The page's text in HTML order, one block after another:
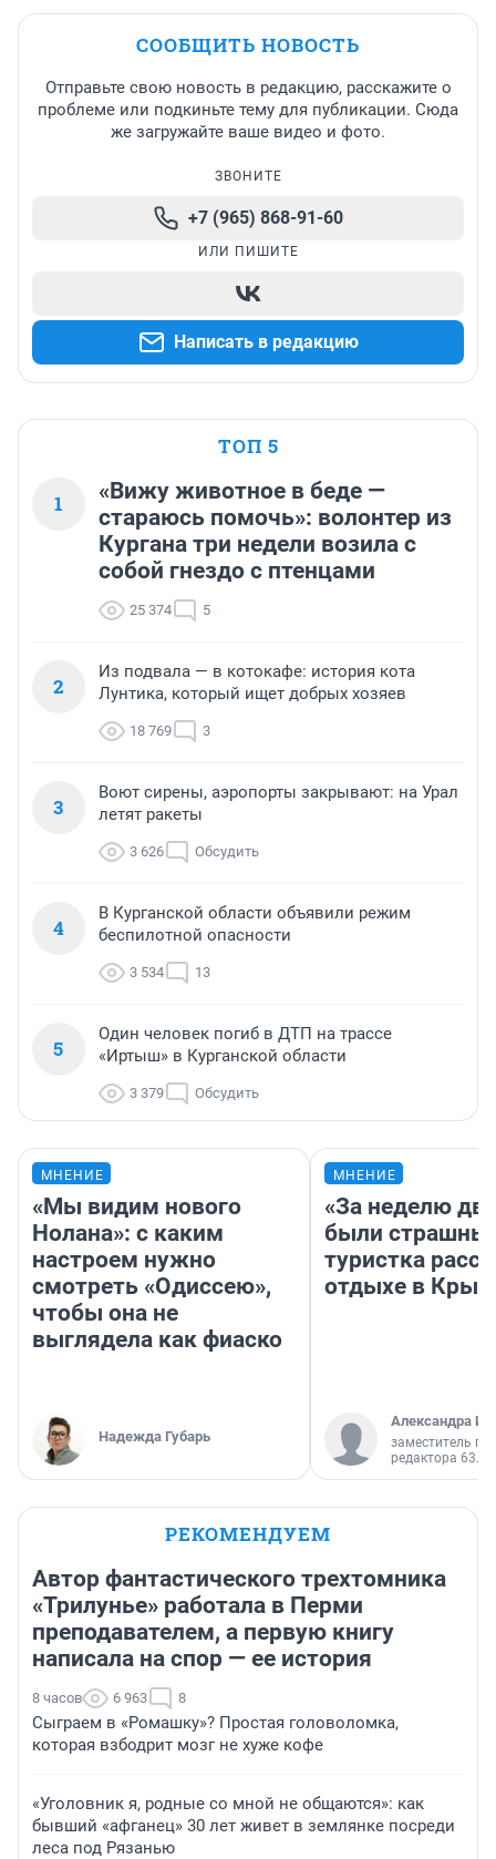
СООБЩИТЬ НОВОСТЬ
Отправьте свою новость в редакцию, расскажите о
проблеме или подкиньте тему для публикации. Сюда
же загружайте ваше видео и фото.
ЗВОНИТЕ
+7 (965) 868-91-60
ИЛИ ПИШИТЕ
Написать в редакцию
ТОП 5
1
«Вижу животное в беде —
стараюсь помочь»: волонтер из
Кургана три недели возила с
собой гнездо с птенцами
25 374 5
2
Из подвала — в котокафе: история кота
Лунтика, который ищет добрых хозяев
18 769 3
3
Воют сирены, аэропорты закрывают: на Урал
летят ракеты
3 626 Обсудить
4
В Курганской области объявили режим
беспилотной опасности
3 534 13
5
Один человек погиб в ДТП на трассе
«Иртыш» в Курганской области
3 379 Обсудить
МНЕНИЕ
«Мы видим нового
Нолана»: с каким
настроем нужно
смотреть «Одиссею»,
чтобы она не
выглядела как фиаско
Надежда Губарь
МНЕНИЕ
«За неделю
были
туристка
отдыхе в
Александра
заместитель
редактора 63.RU
РЕКОМЕНДУЕМ
Автор фантастического трехтомника
«Трилунье» работала в Перми
преподавателем, а первую книгу
написала на спор — ее история
8 часов 6 963 8
Сыграем в «Ромашку»? Простая головоломка,
которая взбодрит мозг не хуже кофе
«Уголовник я, родные со мной не общаются»: как
бывший «афганец» 30 лет живет в землянке посреди
леса под Рязанью